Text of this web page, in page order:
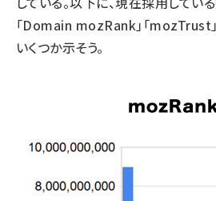
「Domain mozRank」「mozTrust
いくつか示そう。